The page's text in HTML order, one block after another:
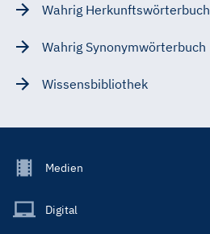
Wahrig Herkunftswörterbuch
Wahrig Synonymwörterbuch
Wissensbibliothek
Footer
Main
Medien
Digital